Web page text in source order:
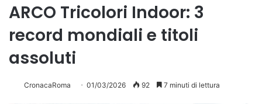
ARCO Tricolori Indoor: 3
record mondiali e titoli
assoluti
CronacaRoma 01/03/2026 92 7 minuti di lettura